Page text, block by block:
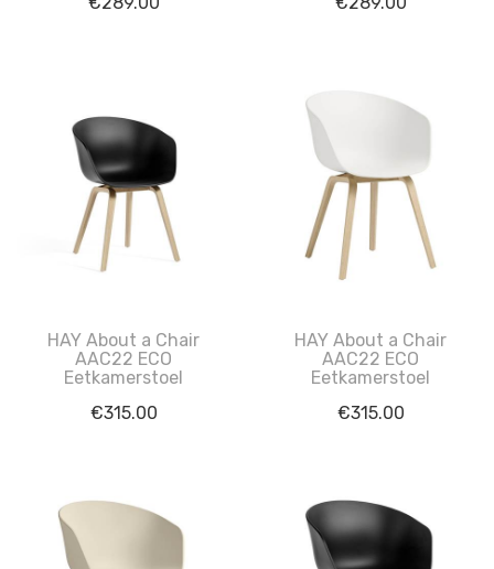
HAY About a Chair
AAC22 ECO
Eetkamerstoel
€315.00
HAY About a Chair
AAC22 ECO
Eetkamerstoel
€315.00